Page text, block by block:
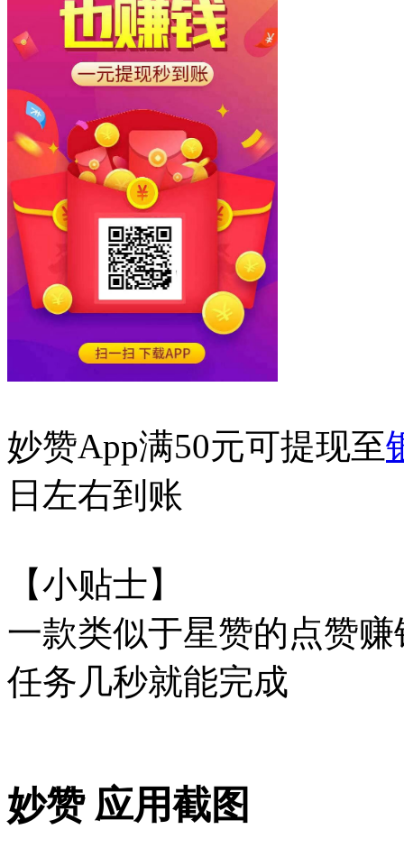
妙赞App满50元可提现至
日左右到账
【小贴士】
一款类似于星赞的点赞
任务几秒就能完成
妙赞 应用截图